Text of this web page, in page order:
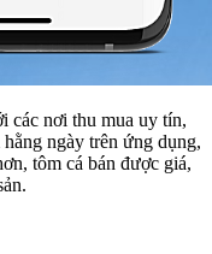
các nơi thu mua uy tín,
ngày trên ứng dụng,
tôm cá bán được giá,